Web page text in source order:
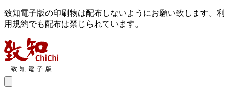
致知電子版の印刷物は配布しないようにお願い致します。利
用規約でも配布は禁じられています。